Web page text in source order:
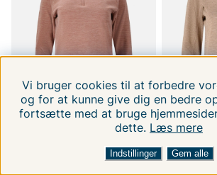
FILTRERA EFTER SORTER
WHISTLER
Vi bruger cookies til at forbedre
og for at kunne give dig en bedre
fortsætte med at bruge
dette. Læs mere
Indstillinger Gem alle